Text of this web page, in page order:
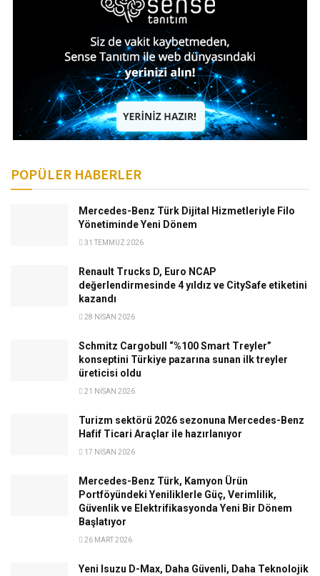
POPÜLER HABERLER
Mercedes-Benz Türk Dijital Hizmetleriyle Filo
Yönetiminde Yeni Dönem
31 TEMMUZ 2026
Renault Trucks D, Euro NCAP
değerlendirmesinde 4 yıldız ve CitySafe etiketini
kazandı
28 NISAN 2026
Schmitz Cargobull “%100 Smart Treyler”
konseptini Türkiye pazarına sunan ilk treyler
üreticisi oldu
21 NISAN 2026
Turizm sektörü 2026 sezonuna Mercedes-Benz
Hafif Ticari Araçlar ile hazırlanıyor
17 NISAN 2026
Mercedes-Benz Türk, Kamyon Ürün
Portföyündeki Yeniliklerle Güç, Verimlilik,
Güvenlik ve Elektrifikasyonda Yeni Bir Dönem
Başlatıyor
26 MART 2026
Yeni Isuzu D-Max, Daha Güvenli, Daha Teknolojik